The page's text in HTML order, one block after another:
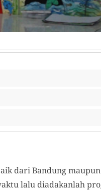
dari Bandung
lalu diadakanlah